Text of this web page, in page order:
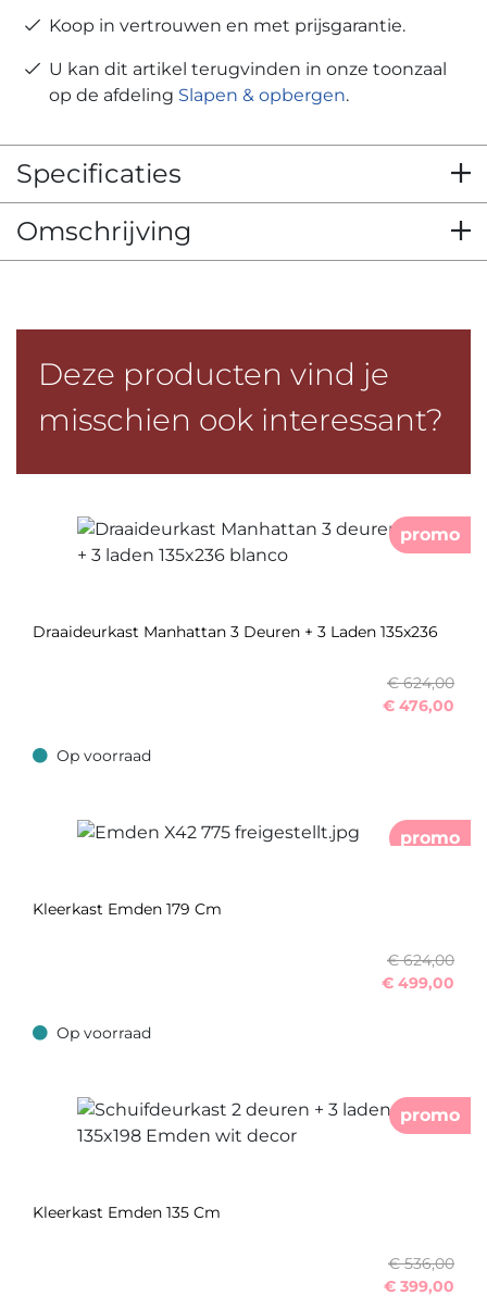
Koop in vertrouwen en met prijsgarantie.
U kan dit artikel terugvinden in onze toonzaal
op de afdeling Slapen & opbergen.
Specificaties
Omschrijving
Deze producten vind je
misschien ook interessant?
promo
Draaideurkast Manhattan 3 Deuren + 3 Laden 135x236
€ 624,00
€ 476,00
Op voorraad
Op voorraad
promo
Kleerkast Emden 179 Cm
€ 624,00
€ 499,00
Op voorraad
Op voorraad
promo
Kleerkast Emden 135 Cm
€ 536,00
€ 399,00